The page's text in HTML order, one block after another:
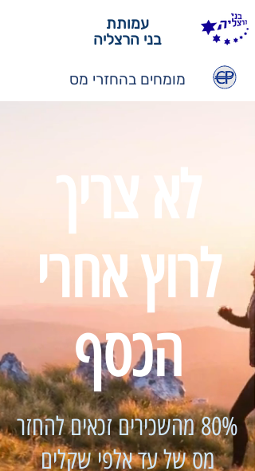
עמותת
בני הרצליה
מומחים בהחזרי מס
לא צריך
לרוץ אחרי
הכסף
80% מהשכירים זכאים להחזר
מס של עד אלפי שקלים